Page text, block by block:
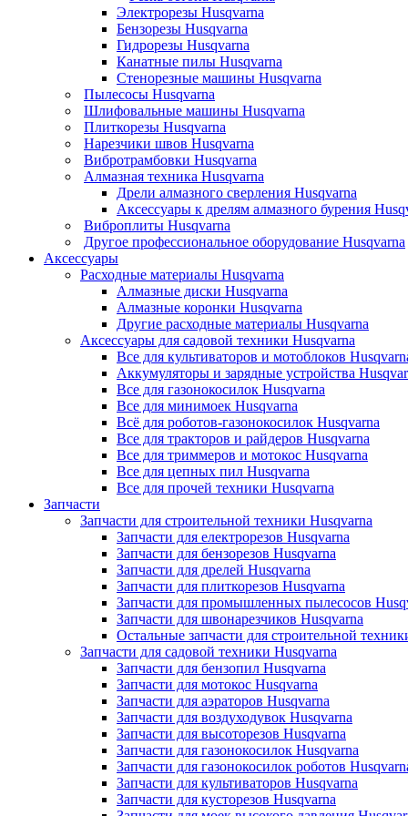
Электрорезы Husqvarna
Бензорезы Husqvarna
Гидрорезы Husqvarna
Канатные пилы Husqvarna
Стенорезные машины Husqvarna
Пылесосы Husqvarna
Шлифовальные машины Husqvarna
Плиткорезы Husqvarna
Нарезчики швов Husqvarna
Вибротрамбовки Husqvarna
Алмазная техника Husqvarna
Дрели алмазного сверления Husqvarna
Аксессуары к дрелям алмазного бурения
Виброплиты Husqvarna
Другое профессиональное оборудование Husqvarna
Аксессуары
Расходные материалы Husqvarna
Алмазные диски Husqvarna
Алмазные коронки Husqvarna
Другие расходные материалы Husqvarna
Аксессуары для садовой техники Husqvarna
Все для культиваторов и мотоблоков
Аккумуляторы и зарядные устройства
Все для газонокосилок Husqvarna
Все для минимоек Husqvarna
Всё для роботов-газонокосилок Husqvarna
Все для тракторов и райдеров Husqvarna
Все для триммеров и мотокос Husqvarna
Все для цепных пил Husqvarna
Все для прочей техники Husqvarna
Запчасти
Запчасти для строительной техники Husqvarna
Запчасти для електрорезов Husqvarna
Запчасти для бензорезов Husqvarna
Запчасти для дрелей Husqvarna
Запчасти для плиткорезов Husqvarna
Запчасти для промышленных пылесосов
Запчасти для швонарезчиков Husqvarna
Остальные запчасти для строительной
Запчасти для садовой техники Husqvarna
Запчасти для бензопил Husqvarna
Запчасти для мотокос Husqvarna
Запчасти для аэраторов Husqvarna
Запчасти для воздуходувок Husqvarna
Запчасти для высоторезов Husqvarna
Запчасти для газонокосилок Husqvarna
Запчасти для газонокосилок роботов
Запчасти для культиваторов Husqvarna
Запчасти для кусторезов Husqvarna